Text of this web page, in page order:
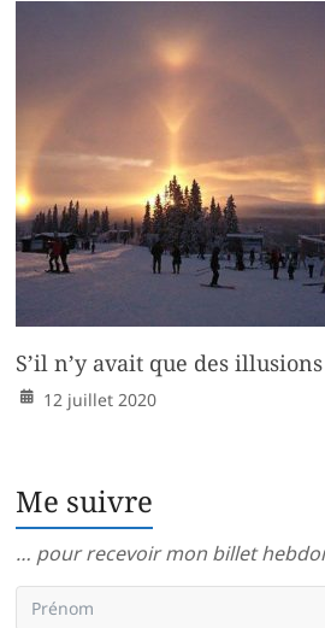
S’il n’y avait que des
12 juillet 2020
Me suivre
… pour recevoir mon billet